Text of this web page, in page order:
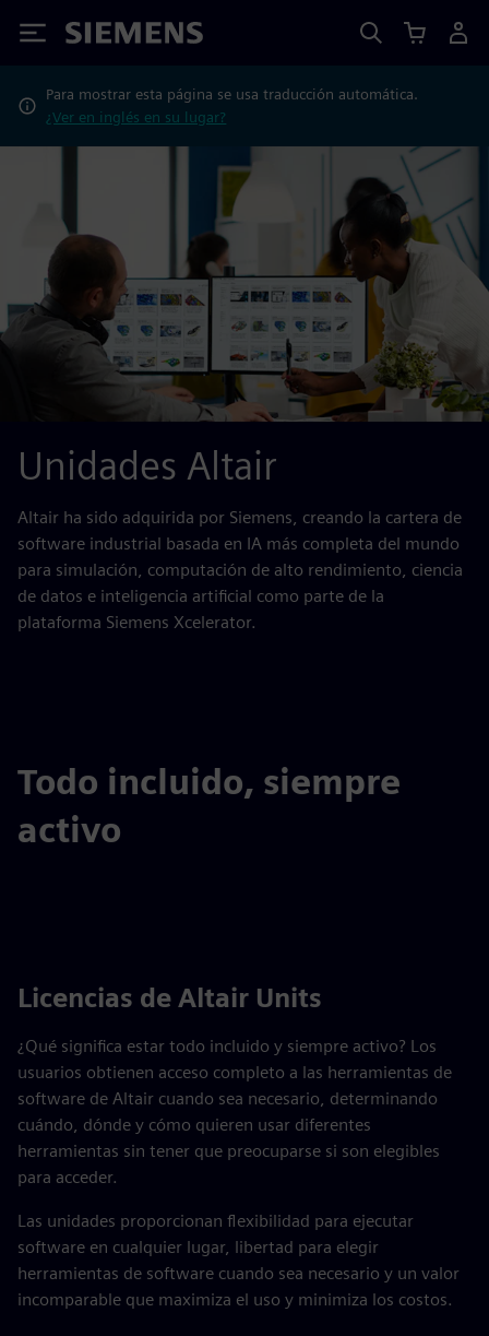
Siemens
Para mostrar esta página se usa traducción automática.
¿Ver en inglés en su lugar?
Unidades Altair
Altair ha sido adquirida por Siemens, creando la cartera de
software industrial basada en IA más completa del mundo
para simulación, computación de alto rendimiento, ciencia
de datos e inteligencia artificial como parte de la
plataforma Siemens Xcelerator.
Todo incluido, siempre
activo
Licencias de Altair Units
¿Qué significa estar todo incluido y siempre activo? Los
usuarios obtienen acceso completo a las herramientas de
software de Altair cuando sea necesario, determinando
cuándo, dónde y cómo quieren usar diferentes
herramientas sin tener que preocuparse si son elegibles
para acceder.
Las unidades proporcionan flexibilidad para ejecutar
software en cualquier lugar, libertad para elegir
herramientas de software cuando sea necesario y un valor
incomparable que maximiza el uso y minimiza los costos.